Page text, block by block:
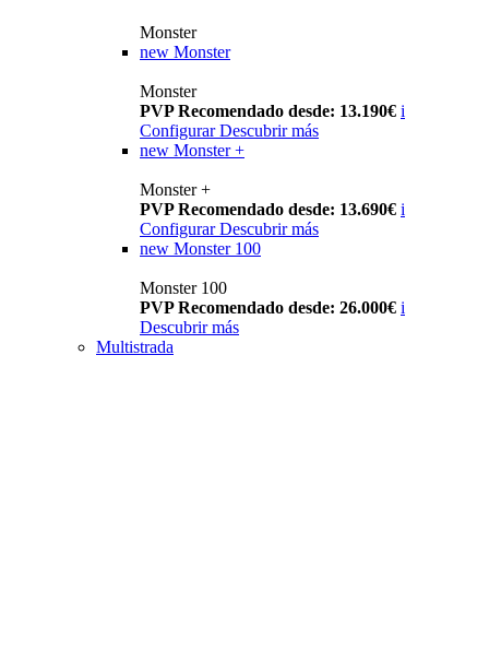
Monster
new Monster
Monster
PVP Recomendado desde: 13.190€ i
Configurar Descubrir más
new Monster +
Monster +
PVP Recomendado desde: 13.690€ i
Configurar Descubrir más
new Monster 100
Monster 100
PVP Recomendado desde: 26.000€ i
Descubrir más
Multistrada